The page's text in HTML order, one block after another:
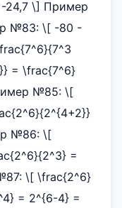
\] Пример
№83: \[ -80 -
= \frac{7^6}
№85: \[
№86: \[
=
\[ \frac{2^6}
= 2^{6-4} =